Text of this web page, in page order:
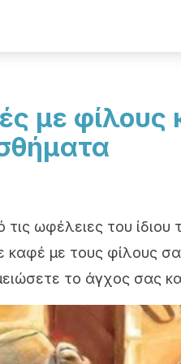
με φίλους
ωφέλειες του
καφέ με τους φίλους
το άγχος σας